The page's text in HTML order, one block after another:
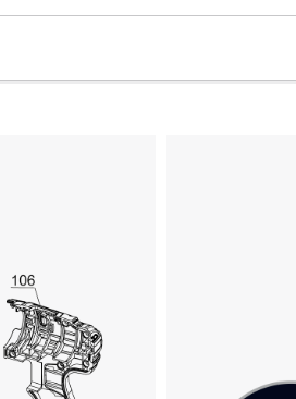
Powered byUsercentrics Consent